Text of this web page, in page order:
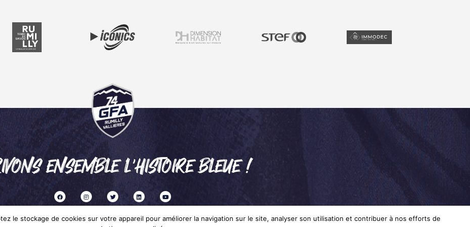
ENSEMBLE L'HISTOIRE BLEUE !
le stockage de cookies sur votre appareil pour améliorer la navigation sur le site, analyser son utilisation et contribuer à nos efforts de